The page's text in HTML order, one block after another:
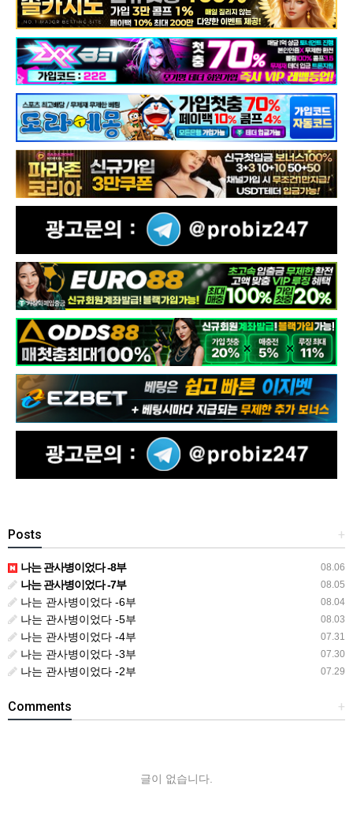
+
Posts
08.06
나는 관사병이었다 -8부
08.05
나는 관사병이었다 -7부
08.04
나는 관사병이었다 -6부
08.03
나는 관사병이었다 -5부
07.31
나는 관사병이었다 -4부
07.30
나는 관사병이었다 -3부
07.29
나는 관사병이었다 -2부
+
Comments
글이 없습니다.